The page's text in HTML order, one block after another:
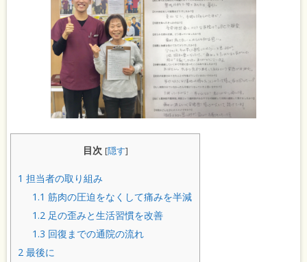
目次 [隠す]
1 担当者の取り組み
1.1 筋肉の圧迫をなくして痛みを半減
1.2 足の歪みと生活習慣を改善
1.3 回復までの通院の流れ
2 最後に